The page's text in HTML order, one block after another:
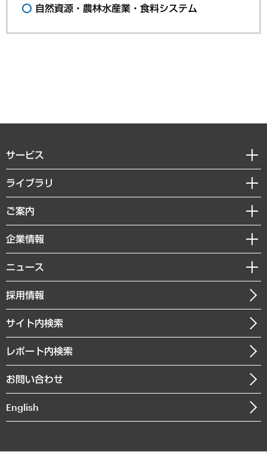
自然資源・農林水産業・食料システム
サービス
経営戦略
組織・人事戦略
デジタルイノベーション
共生・ダイバーシティ
GRC（ガバナンス・リスク・コンプライアンス）・防災（政策）
経済・産業・雇用・労働
まちづくり・観光・交通・スポーツ・スマートシティ
自然資源・農林水産業・食料システム
ライブラリ
経済調査
レポート
コラム
経営用語集
受託・受注実績（官公庁関連）
メディア掲載・出演
ご案内
セミナー・イベント情報
MUFGビジネスセミナー
受託案件情報
企業情報
私たちの想い
社長メッセージ
会社概要
沿革
組織図・本部部室紹介
インドネシア現地法人
ニュース
ニュースリリース
お知らせ
採用情報
サイト内検索
レポート内検索
お問い合わせ
English